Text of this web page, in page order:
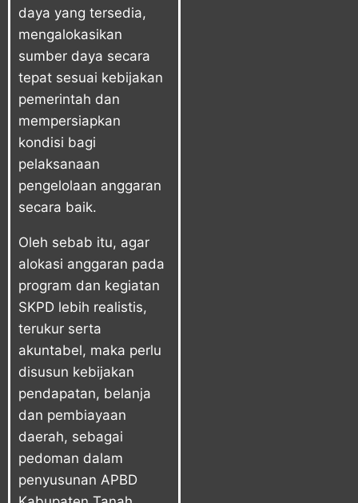
daya yang tersedia,
mengalokasikan
sumber daya secara
tepat sesuai kebijakan
pemerintah dan
mempersiapkan
kondisi bagi
pelaksanaan
pengelolaan anggaran
secara baik.
Oleh sebab itu, agar
alokasi anggaran pada
program dan kegiatan
SKPD lebih realistis,
terukur serta
akuntabel, maka perlu
disusun kebijakan
pendapatan, belanja
dan pembiayaan
daerah, sebagai
pedoman dalam
penyusunan APBD